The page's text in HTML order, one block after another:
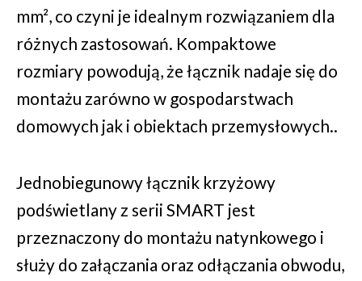
mm², co czyni je idealnym rozwiązaniem dla
różnych zastosowań. Kompaktowe
rozmiary powodują, że łącznik nadaje się do
montażu zarówno w gospodarstwach
domowych jak i obiektach przemysłowych..
Jednobiegunowy łącznik krzyżowy
podświetlany z serii SMART jest
przeznaczony do montażu natynkowego i
służy do załączania oraz odłączania obwodu,